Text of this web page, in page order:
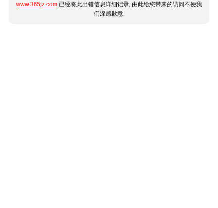
www.365jz.com 已经将此出错信息详细记录, 由此给您带来的访问不便我
们深感歉意.